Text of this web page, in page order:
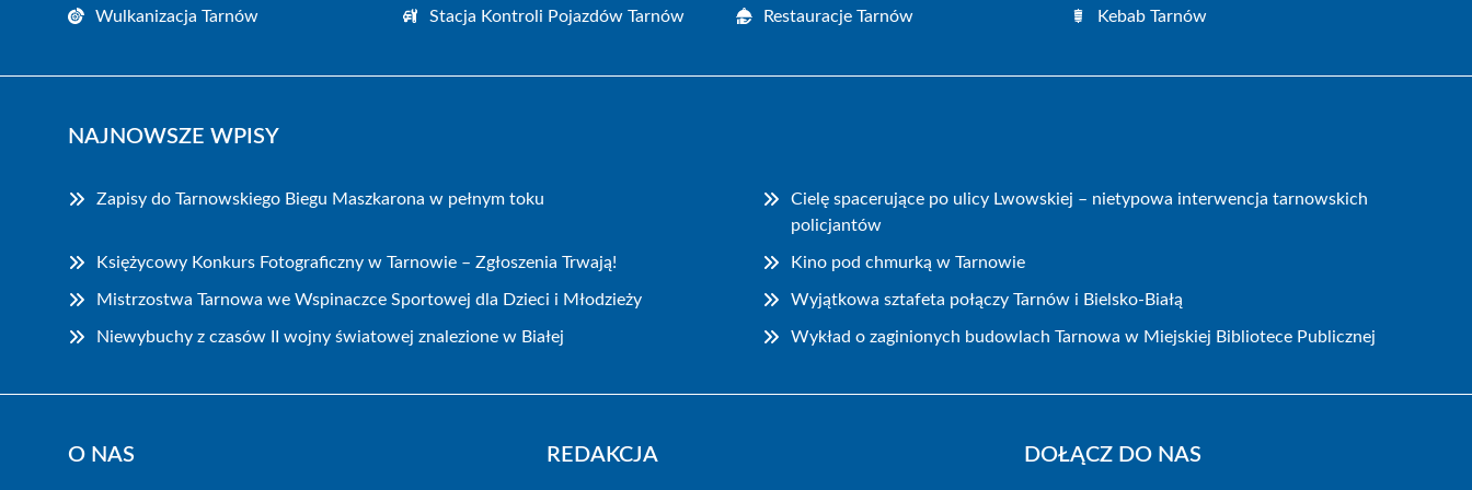
Wulkanizacja Tarnów Stacja Kontroli Pojazdów Tarnów Restauracje Tarnów Kebab Tarnów
NAJNOWSZE WPISY
Zapisy do Tarnowskiego Biegu Maszkarona w pełnym toku
Cielę spacerujące po ulicy Lwowskiej – nietypowa interwencja tarnowskich
policjantów
Księżycowy Konkurs Fotograficzny w Tarnowie – Zgłoszenia Trwają! Kino pod chmurką w Tarnowie
Mistrzostwa Tarnowa we Wspinaczce Sportowej dla Dzieci i Młodzieży Wyjątkowa sztafeta połączy Tarnów i Bielsko-Białą
Niewybuchy z czasów II wojny światowej znalezione w Białej Wykład o zaginionych budowlach Tarnowa w Miejskiej Bibliotece Publicznej
O NAS REDAKCJA DOŁĄCZ DO NAS